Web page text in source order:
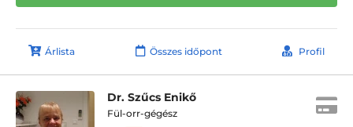
Árlista Összes időpont Profil
Dr. Szűcs Enikő
Fül-orr-gégész